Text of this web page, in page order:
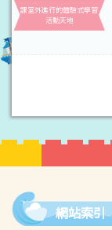
課室外進行的體驗式學習
活動天地
網站索引